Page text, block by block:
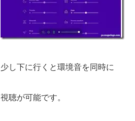
少し下に行くと環境音を同時に
視聴が可能です。